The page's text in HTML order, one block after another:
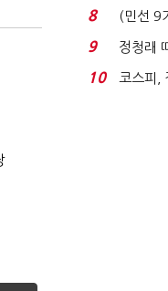
비
8
(민선 9
격…추
9
정청래
최측근'
10
코스피,